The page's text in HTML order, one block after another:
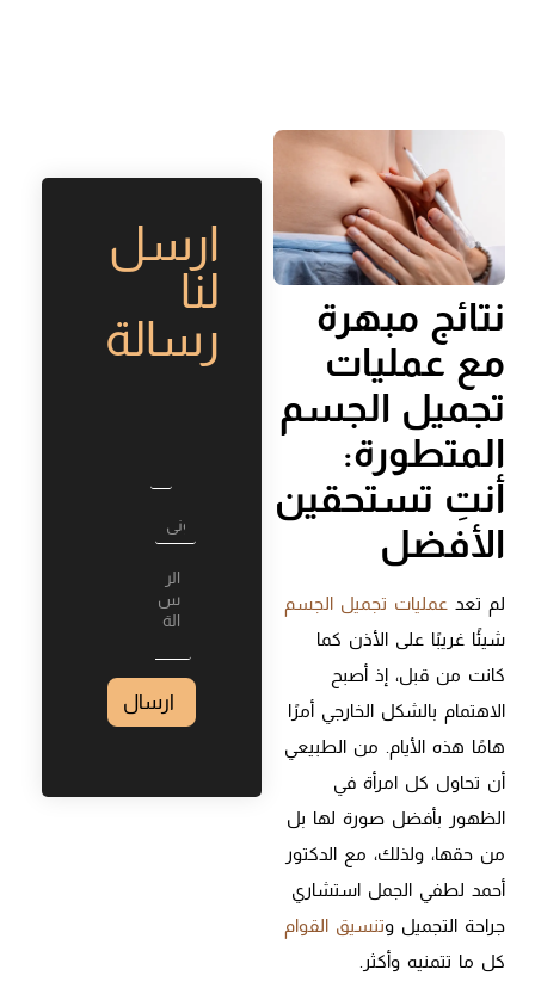
نتائج مبهرة
مع عمليات
تجميل الجسم
المتطورة:
أنتِ تستحقين
الأفضل
لم تعد عمليات تجميل الجسم
شيئًا غريبًا على الأذن كما
كانت من قبل، إذ أصبح
الاهتمام بالشكل الخارجي أمرًا
هامًا هذه الأيام. من الطبيعي
أن تحاول كل امرأة في
الظهور بأفضل صورة لها بل
من حقها، ولذلك، مع الدكتور
أحمد لطفي الجمل استشاري
جراحة التجميل وتنسيق القوام
كل ما تتمنيه وأكثر.
ارسل
لنا
رسالة
ارسال